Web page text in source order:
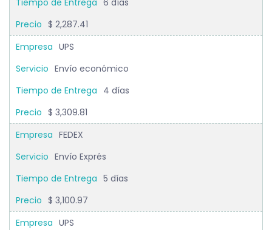
6 días
$ 2,287.41
UPS
Envío económico
4 días
$ 3,309.81
FEDEX
Envío Exprés
5 días
$ 3,100.97
UPS